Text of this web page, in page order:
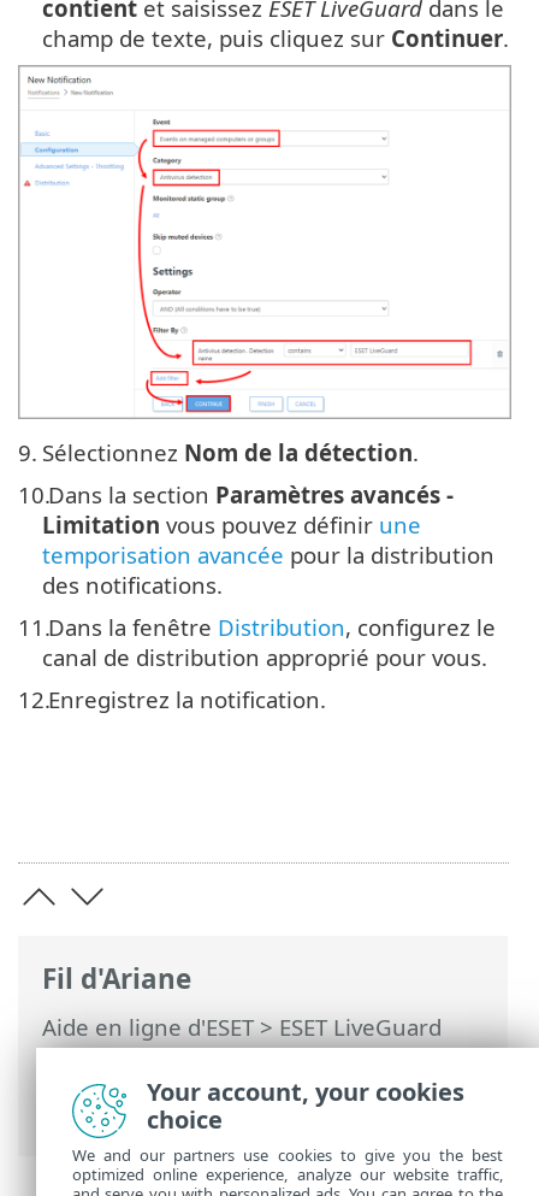
Fil d'Ariane
Aide en ligne d'ESET>ESET LiveGuard
Advanced>Utilisation de ESET LiveGuard
Advanced > Notification sur les menaces
détectées
contient et saisissez ESET LiveGuard dans le
champ de texte, puis cliquez sur Continuer.
9. Sélectionnez Nom de la détection.
10.Dans la section Paramètres avancés -
Limitation vous pouvez définir une
temporisation avancée pour la distribution
des notifications.
11.Dans la fenêtre Distribution, configurez le
canal de distribution approprié pour vous.
12.Enregistrez la notification.
Your account, your cookies
choice
We and our partners use cookies to give you the best
optimized online experience, analyze our website traffic,